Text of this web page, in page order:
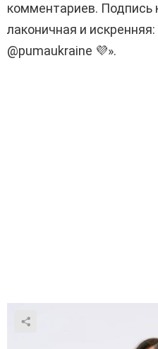
комментариев. Подпись
лаконичная и
@pumaukraine 💜».